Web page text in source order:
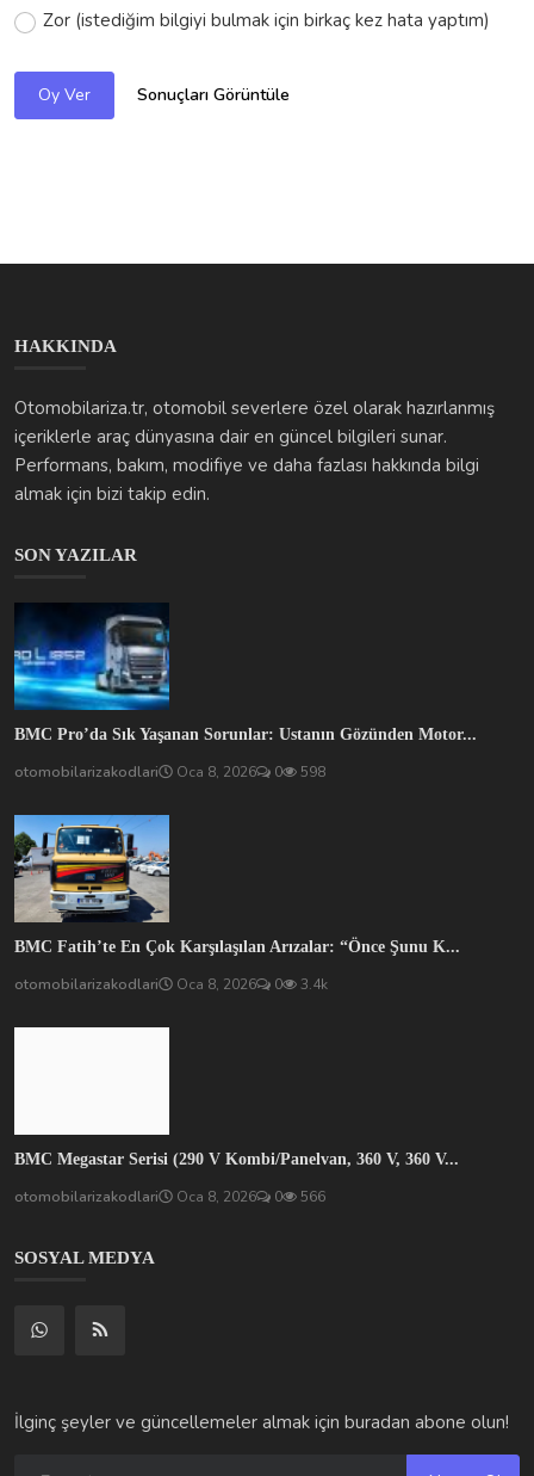
Zor (istediğim bilgiyi bulmak için birkaç kez hata yaptım)
Oy Ver Sonuçları Görüntüle
HAKKINDA
Otomobilariza.tr, otomobil severlere özel olarak hazırlanmış
içeriklerle araç dünyasına dair en güncel bilgileri sunar.
Performans, bakım, modifiye ve daha fazlası hakkında bilgi
almak için bizi takip edin.
SON YAZILAR
BMC Pro’da Sık Yaşanan Sorunlar: Ustanın Gözünden Motor...
otomobilarizakodlari Oca 8, 2026 0 598
BMC Fatih’te En Çok Karşılaşılan Arızalar: “Önce Şunu K...
otomobilarizakodlari Oca 8, 2026 0 3.4k
BMC Megastar Serisi (290 V Kombi/Panelvan, 360 V, 360 V...
otomobilarizakodlari Oca 8, 2026 0 566
SOSYAL MEDYA
İlginç şeyler ve güncellemeler almak için buradan abone olun!